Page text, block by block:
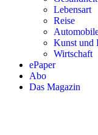
Lebensart
Reise
Kunst und
Wirtschaft
ePaper
Abo
Das Magazin